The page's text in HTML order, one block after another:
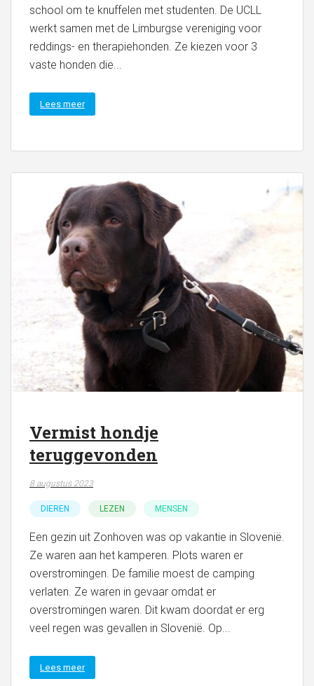
school om te knuffelen met studenten. De UCLL
werkt samen met de Limburgse vereniging voor
reddings- en therapiehonden. Ze kiezen voor 3
vaste honden die...
Lees meer
Vermist hondje
teruggevonden
8 augustus 2023
DIEREN LEZEN MENSEN
Een gezin uit Zonhoven was op vakantie in Slovenië.
Ze waren aan het kamperen. Plots waren er
overstromingen. De familie moest de camping
verlaten. Ze waren in gevaar omdat er
overstromingen waren. Dit kwam doordat er erg
veel regen was gevallen in Slovenië. Op...
Lees meer